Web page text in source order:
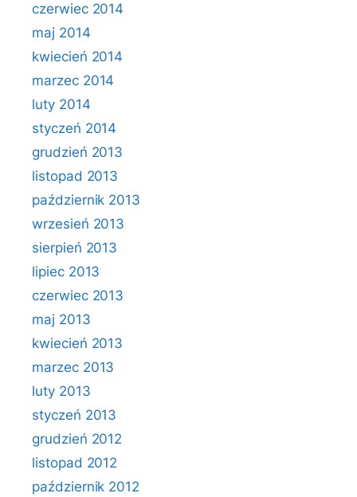
czerwiec 2014
maj 2014
kwiecień 2014
marzec 2014
luty 2014
styczeń 2014
grudzień 2013
listopad 2013
październik 2013
wrzesień 2013
sierpień 2013
lipiec 2013
czerwiec 2013
maj 2013
kwiecień 2013
marzec 2013
luty 2013
styczeń 2013
grudzień 2012
listopad 2012
październik 2012